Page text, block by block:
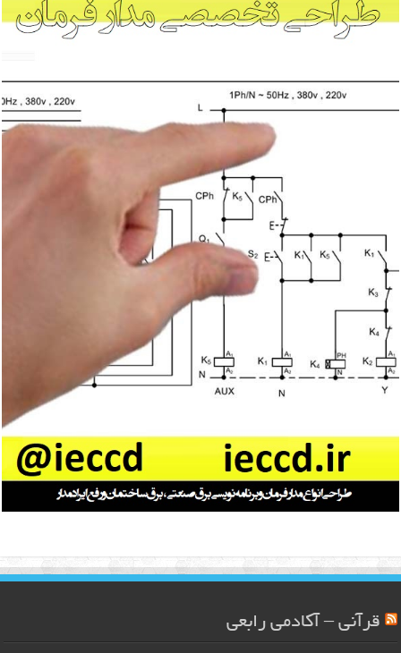
قرآنی – آکادمی رابعی